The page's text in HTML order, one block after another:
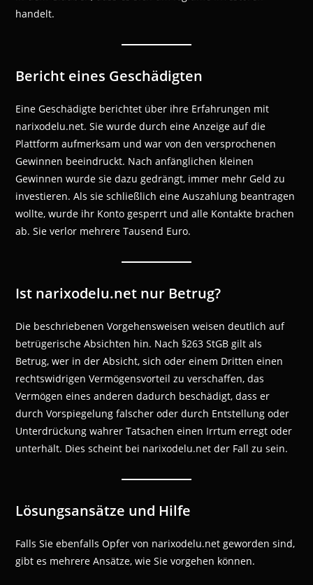
handelt.
Bericht eines Geschädigten
Eine Geschädigte berichtet über ihre Erfahrungen mit
narixodelu.net. Sie wurde durch eine Anzeige auf die
Plattform aufmerksam und war von den versprochenen
Gewinnen beeindruckt. Nach anfänglichen kleinen
Gewinnen wurde sie dazu gedrängt, immer mehr Geld zu
investieren. Als sie schließlich eine Auszahlung beantragen
wollte, wurde ihr Konto gesperrt und alle Kontakte brachen
ab. Sie verlor mehrere Tausend Euro.
Ist narixodelu.net nur Betrug?
Die beschriebenen Vorgehensweisen weisen deutlich auf
betrügerische Absichten hin. Nach §263 StGB gilt als
Betrug, wer in der Absicht, sich oder einem Dritten einen
rechtswidrigen Vermögensvorteil zu verschaffen, das
Vermögen eines anderen dadurch beschädigt, dass er
durch Vorspiegelung falscher oder durch Entstellung oder
Unterdrückung wahrer Tatsachen einen Irrtum erregt oder
unterhält. Dies scheint bei narixodelu.net der Fall zu sein.
Lösungsansätze und Hilfe
Falls Sie ebenfalls Opfer von narixodelu.net geworden sind,
gibt es mehrere Ansätze, wie Sie vorgehen können.